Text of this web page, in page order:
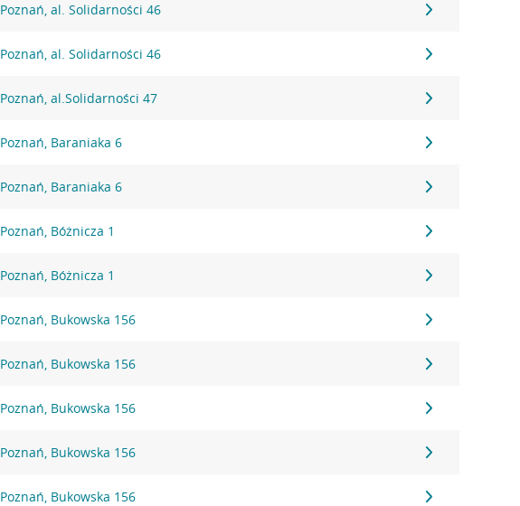
Poznań, al. Solidarności 46
Poznań, al. Solidarności 46
Poznań, al.Solidarności 47
Poznań, Baraniaka 6
Poznań, Baraniaka 6
Poznań, Bóżnicza 1
Poznań, Bóżnicza 1
Poznań, Bukowska 156
Poznań, Bukowska 156
Poznań, Bukowska 156
Poznań, Bukowska 156
Poznań, Bukowska 156